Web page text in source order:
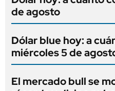
de agosto
Dólar blue hoy: a
miércoles 5 de
El mercado bull se